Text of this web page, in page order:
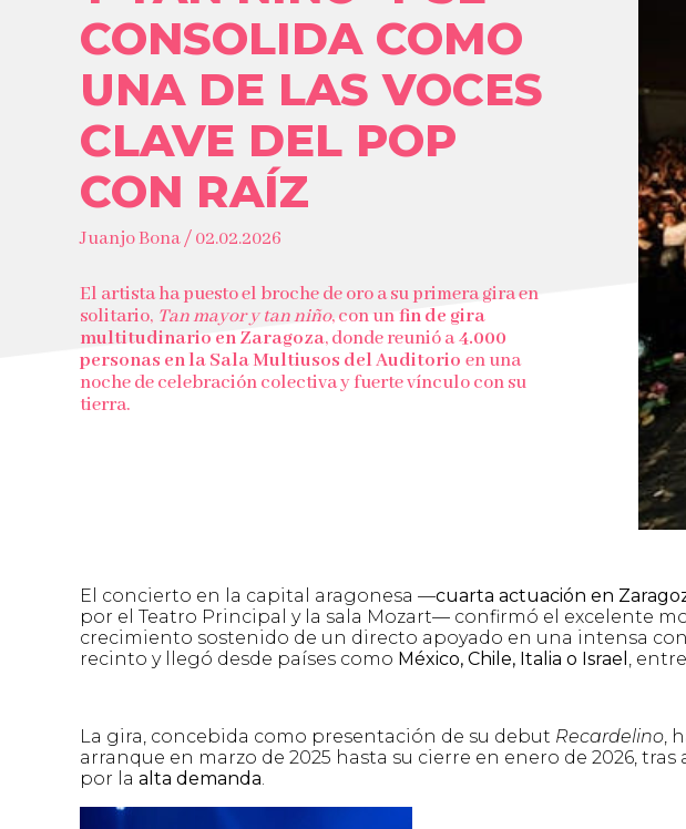
CONSOLIDA COMO
UNA DE LAS VOCES
CLAVE DEL POP
CON RAÍZ
Juanjo Bona / 02.02.2026
El artista ha puesto el broche de oro a su primera gira en
solitario, Tan mayor y tan niño, con unfin de gira
multitudinario en Zaragoza, donde reunió a4.000
personas en la Sala Multiusos del Auditorio en una
noche de celebración colectiva y fuerte vínculo con su
tierra.
El concierto en la capital aragonesa —cuarta actuación en
por el Teatro Principal y la sala Mozart— confirmó el excelente
crecimiento sostenido de un directo apoyado en una intensa
recinto y llegó desde países como México, Chile, Italia o Israel ,
La gira, concebida como presentación de su debut Recardelino,
arranque en marzo de 2025 hasta su cierre en enero de 2026,
por la alta demanda.